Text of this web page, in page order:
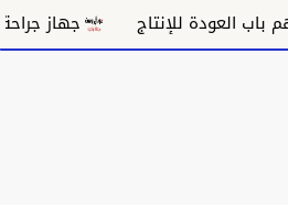
جهاز جراحة